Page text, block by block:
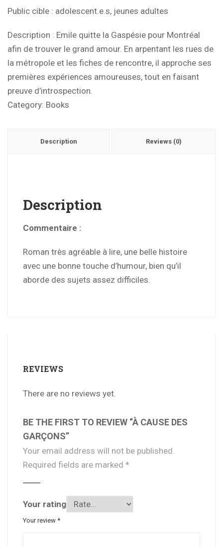
Public cible : adolescent.e.s, jeunes adultes
Description : Emile quitte la Gaspésie pour Montréal
afin de trouver le grand amour. En arpentant les rues de
la métropole et les fiches de rencontre, il approche ses
premières expériences amoureuses, tout en faisant
preuve d’introspection.
Category: Books
Description Reviews (0)
Description
Commentaire :
Roman très agréable à lire, une belle histoire
avec une bonne touche d’humour, bien qu’il
aborde des sujets assez difficiles.
REVIEWS
There are no reviews yet.
BE THE FIRST TO REVIEW “À CAUSE DES
GARÇONS”
Your email address will not be published.
Required fields are marked *
Your rating
Your review *